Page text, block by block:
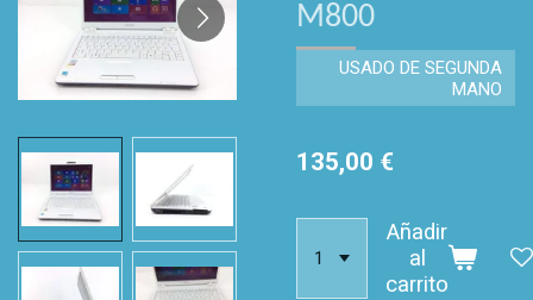
M800
USADO DE SEGUNDA
MANO
135,00 €
Añadir
al
carrito